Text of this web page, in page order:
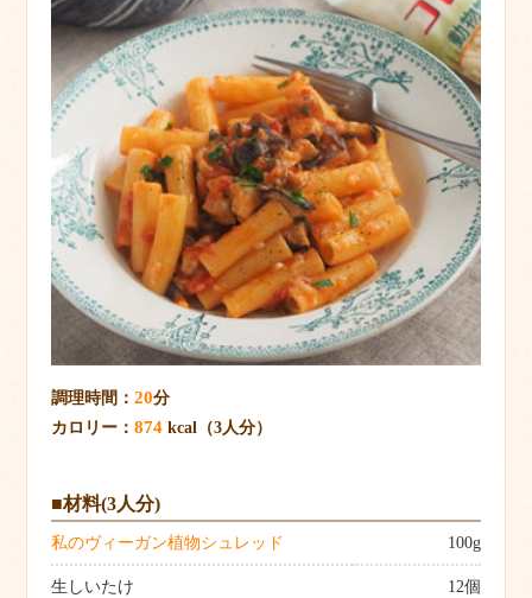
調理時間： 20分
カロリー： 874kcal（3人分）
■材料(3人分)
私のヴィーガン植物シュレッド 100g
生しいたけ 12個